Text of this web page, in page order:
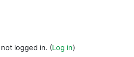
logged in. (Log in)